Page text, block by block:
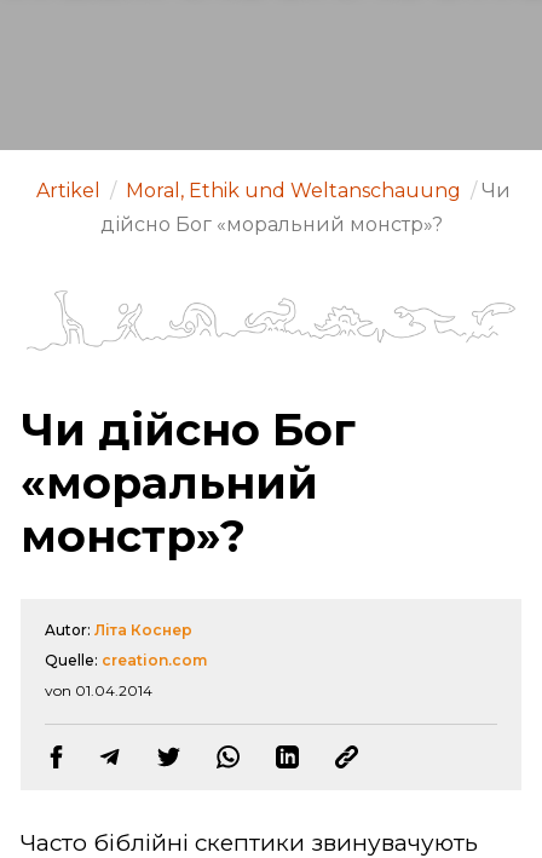
Artikel / Moral, Ethik und Weltanschauung / Чи
дійсно Бог «моральний монстр»?
Чи дійсно Бог
«моральний
монстр»?
Autor: Літа Коснер
Quelle: creation.com
von 01.04.2014
Часто біблійні скептики звинувачують